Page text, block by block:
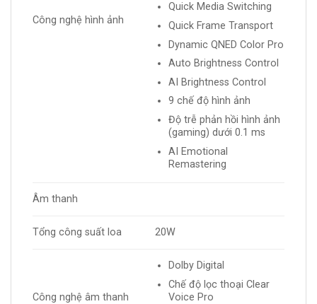
Công nghệ hình ảnh
Quick Media Switching
Quick Frame Transport
Dynamic QNED Color Pro
Auto Brightness Control
AI Brightness Control
9 chế độ hình ảnh
Độ trễ phản hồi hình ảnh
(gaming) dưới 0.1 ms
AI Emotional
Remastering
Âm thanh
Tổng công suất loa 20W
Công nghệ âm thanh
Dolby Digital
Chế độ lọc thoại Clear
Voice Pro